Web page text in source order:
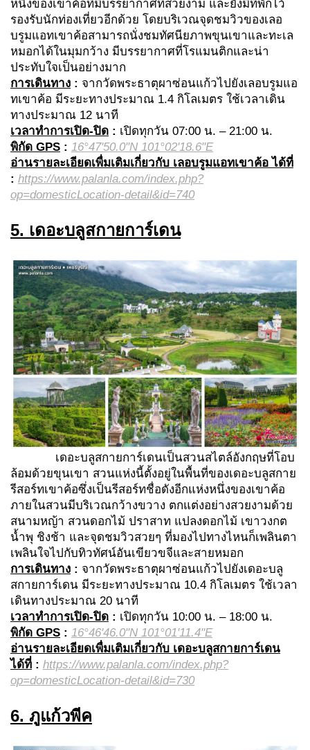
หนึ่งของเขาค้อที่มีบรรยากาศที่สวยงาม และยังมีที่พักไว้
รองรับนักท่องเที่ยวอีกด้วย โดยบริเวณจุดชมวิวของเลอ
บรูมแอทเขาค้อสามารถนั่งชมทัศนียภาพขุนเขาและทะเล
หมอกได้ในมุมกว้าง มีบรรยากาศที่โรแมนติกและน่า
ประทับใจเป็นอย่างมาก
การเดินทาง : จากวัดพระธาตุผาซ่อนแก้วไปยังเลอบรูมแอ
ทเขาค้อ มีระยะทางประมาณ 1.4 กิโลเมตร ใช้เวลาเดิน
ทางประมาณ 12 นาที
เวลาทำการเปิด-ปิด : เปิดทุกวัน 07:00 น. – 21:00 น.
พิกัด GPS : 16°47'50.0"N 101°02'18.6"E
อ่านรายละเอียดเพื่มเติมเกี่ยวกับ เลอบรูมแอทเขาค้อ ได้ที่
: https://www.palanla.com/index.php?
op=domesticLocation-detail&id=740
5. เดอะบลูสกายการ์เดน
เดอะบลูสกายการ์เดนเป็นสวนสไตล์อังกฤษที่โอบ
ล้อมด้วยขุนเขา สวนแห่งนี้ตั้งอยู่ในพื้นที่ของเดอะบลูสกาย
รีสอร์ทเขาค้อซึ่งเป็นรีสอร์ทชื่อดังอีกแห่งหนึ่งของเขาค้อ
ภายในสวนมีบริเวณกว้างขวาง ตกแต่งอย่างสวยงามด้วย
สนามหญ้า สวนดอกไม้ ปราสาท แปลงดอกไม้ เขาวงกต
น้ำพุ ชิงช้า และจุดชมวิวสวยๆ ที่มองไปทางไหนก็เพลินตา
เพลินใจไปกับทิวทัศน์อันเขียวขจีและสายหมอก
การเดินทาง : จากวัดพระธาตุผาซ่อนแก้วไปยังเดอะบลู
สกายการ์เดน มีระยะทางประมาณ 10.4 กิโลเมตร ใช้เวลา
เดินทางประมาณ 20 นาที
เวลาทำการเปิด-ปิด : เปิดทุกวัน 10:00 น. – 18:00 น.
พิกัด GPS : 16°46'46.0"N 101°01'11.4"E
อ่านรายละเอียดเพื่มเติมเกี่ยวกับ เดอะบลูสกายการ์เดน
ได้ที่ : https://www.palanla.com/index.php?
op=domesticLocation-detail&id=730
6. ภูแก้วพีค